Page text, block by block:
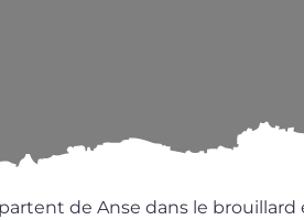
de Anse dans le